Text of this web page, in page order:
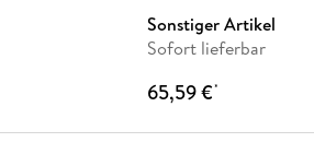
Sonstiger Artikel
Sofort lieferbar
65,59 €*